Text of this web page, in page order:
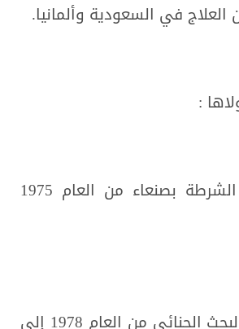
:
عمل في كلية الشرطة بصنعاء من العام 1975
عمل في إدارة البحث الجنائي من العام 1978 إلى